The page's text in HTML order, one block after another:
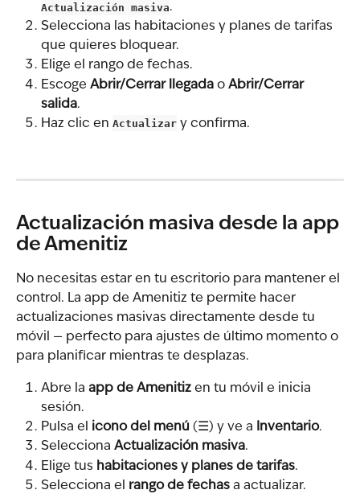
Actualización masiva.
Selecciona las habitaciones y planes de tarifas
que quieres bloquear.
Elige el rango de fechas.
Escoge Abrir/Cerrar llegada o Abrir/Cerrar
salida.
Haz clic en Actualizar y confirma.
Actualización masiva desde la app
de Amenitiz
No necesitas estar en tu escritorio para mantener el
control. La app de Amenitiz te permite hacer
actualizaciones masivas directamente desde tu
móvil — perfecto para ajustes de último momento o
para planificar mientras te desplazas.
Abre la app de Amenitiz en tu móvil e inicia
sesión.
Pulsa el icono del menú (☰) y ve a Inventario.
Selecciona Actualización masiva.
Elige tus habitaciones y planes de tarifas.
Selecciona el rango de fechas a actualizar.